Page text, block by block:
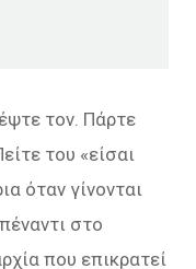
τον. Πάρτε
του «είσαι
όταν γίνονται
στο
που επικρατεί